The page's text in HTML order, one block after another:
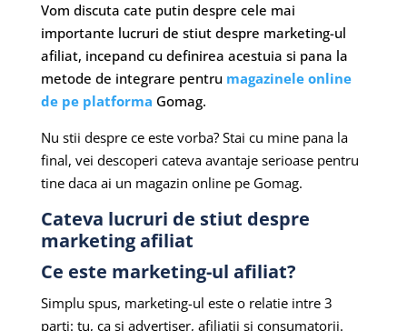
Vom discuta cate putin despre cele mai
importante lucruri de stiut despre marketing-ul
afiliat, incepand cu definirea acestuia si pana la
metode de integrare pentru magazinele online
de pe platforma Gomag.
Nu stii despre ce este vorba? Stai cu mine pana la
final, vei descoperi cateva avantaje serioase pentru
tine daca ai un magazin online pe Gomag.
Cateva lucruri de stiut despre
marketing afiliat
Ce este marketing-ul afiliat?
Simplu spus, marketing-ul este o relatie intre 3
parti: tu, ca si advertiser, afiliatii si consumatorii.